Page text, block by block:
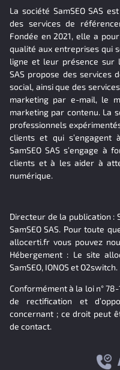
La société SamSEO SAS
des services de
Fondée en 2021, elle a
qualité aux entreprises qui
ligne et leur présence sur
SAS propose des services
social, ainsi que des
marketing par e-mail, le
marketing par contenu. La
professionnels
clients et qui s’engagent
SamSEO SAS s’engage à
clients et à les aider à
numérique.
Directeur de la publication :
SamSEO SAS. Pour toute
allocerti.fr vous pouvez
Hébergement : Le site
SamSEO, IONOS et O2switch.
Conformément à la loi n° 78-
de rectification et
concernant ; ce droit peut
de contact.